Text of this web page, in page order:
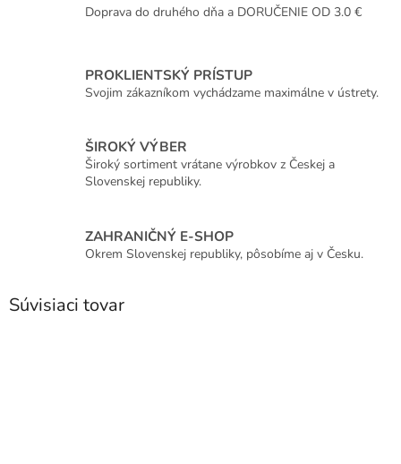
Doprava do druhého dňa a DORUČENIE OD 3.0 €
PROKLIENTSKÝ PRÍSTUP
Svojim zákazníkom vychádzame maximálne v ústrety.
ŠIROKÝ VÝBER
Široký sortiment vrátane výrobkov z Českej a
Slovenskej republiky.
ZAHRANIČNÝ E-SHOP
Okrem Slovenskej republiky, pôsobíme aj v Česku.
Súvisiaci tovar